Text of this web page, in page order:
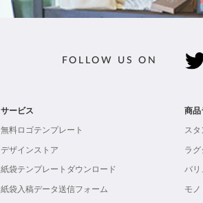
FOLLOW US ON
サービス
無料ロゴテンプレート
デザインストア
紙袋テンプレートダウンロード
紙袋入稿データ送信フォーム
商品
ス
ラ
バリ
モノ